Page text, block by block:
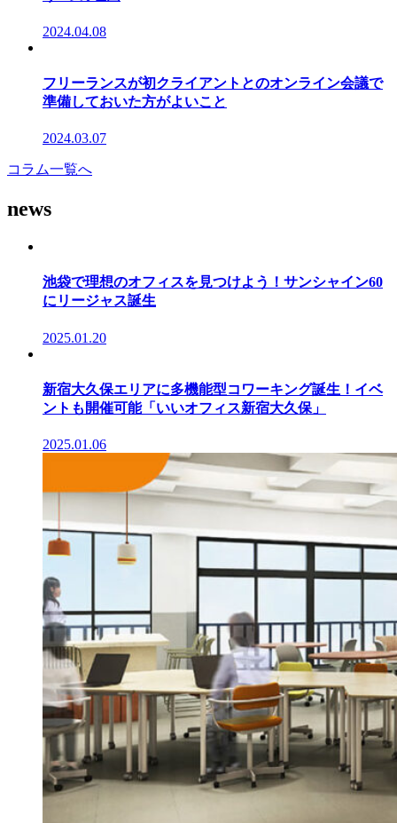
2024.04.08
フリーランスが初クライアントとのオンライン会議で
準備しておいた方がよいこと
2024.03.07
コラム一覧へ
news
池袋で理想のオフィスを見つけよう！サンシャイン60
にリージャス誕生
2025.01.20
新宿大久保エリアに多機能型コワーキング誕生！イベ
ントも開催可能「いいオフィス新宿大久保」
2025.01.06